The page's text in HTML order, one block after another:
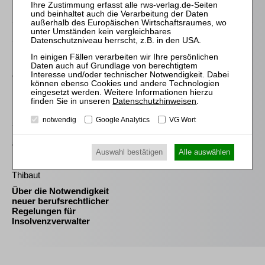
Passende Bücher
Schröder
Die Reform des
Eigenkapitalersatzrechts
durch das MoMiG
Meyer
selbständigen Tätigkeit
nach § 35 Abs. 2 InsO aus
arbeitsrechtlicher
Thibaut
Über die Notwendigkeit
neuer berufsrechtlicher
Regelungen für
Insolvenzverwalter
Datenschutzhinweisen.
notwendig Google Analytics VG Wort
Auswahl bestätigen Alle auswählen